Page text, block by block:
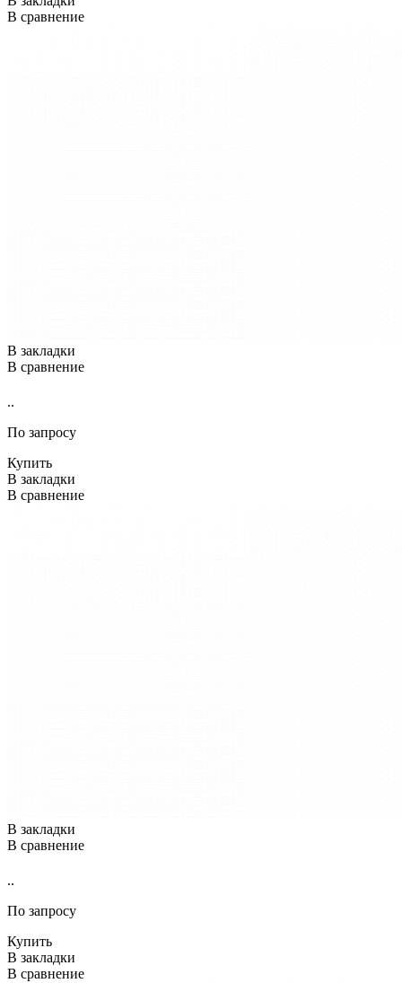
В сравнение
В закладки
В сравнение
..
По запросу
Купить
В закладки
В сравнение
В закладки
В сравнение
..
По запросу
Купить
В закладки
В сравнение